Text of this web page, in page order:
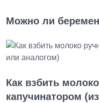
Можно ли
Как взбить
капучинатором